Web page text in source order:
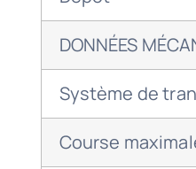
DONNÉES
Système de
Course